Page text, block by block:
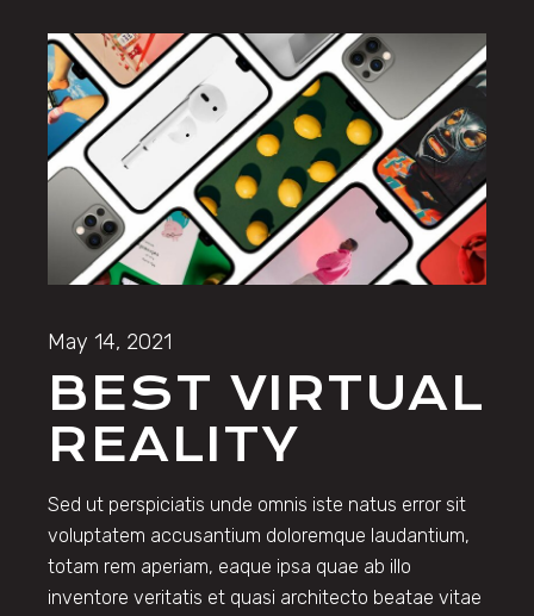
May 14, 2021
BEST VIRTUAL
REALITY
Sed ut perspiciatis unde omnis iste natus error sit
voluptatem accusantium doloremque laudantium,
totam rem aperiam, eaque ipsa quae ab illo
inventore veritatis et quasi architecto beatae vitae